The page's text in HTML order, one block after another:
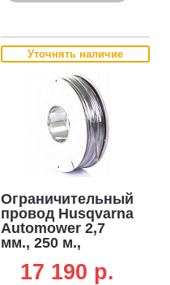
Уточнять наличие
Ограничительный
провод Husqvarna
Automower 2,7
мм., 250 м.,
17 190 p.